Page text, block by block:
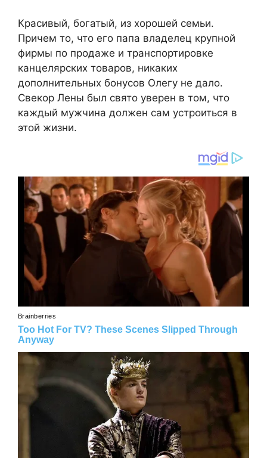
Красивый, богатый, из хорошей семьи.
Причем то, что его папа владелец крупной
фирмы по продаже и транспортировке
канцелярских товаров, никаких
дополнительных бонусов Олегу не дало.
Свекор Лены был свято уверен в том, что
каждый мужчина должен сам устроиться в
этой жизни.